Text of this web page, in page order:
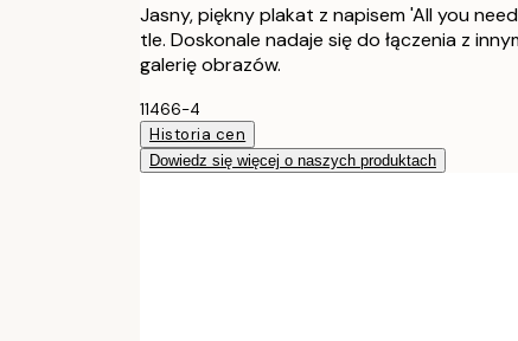
Jasny, piękny plakat z napisem 'All you
tle. Doskonale nadaje się do łączenia z
galerię obrazów.
11466-4
Historia cen
Dowiedz się więcej o naszych produktach